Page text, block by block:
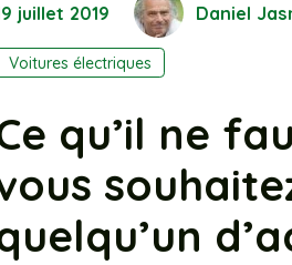
juillet 2019 Daniel
Voitures électriques
qu’il ne